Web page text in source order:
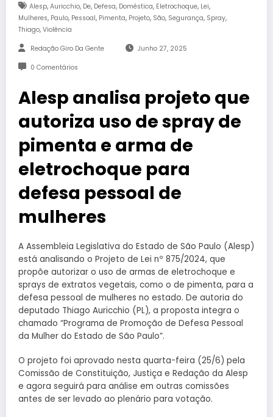
Alesp, Auricchio, De, Defesa, Doméstica, Eletrochoque, Lei,
Mulheres, Paulo, Pessoal, Pimenta, Projeto, São, Segurança, Spray,
Thiago, Violência
Redação Giro Da Gente Junho 27, 2025
0 Comentários
Alesp analisa projeto que
autoriza uso de spray de
pimenta e arma de
eletrochoque para
defesa pessoal de
mulheres
A Assembleia Legislativa do Estado de São Paulo (Alesp)
está analisando o Projeto de Lei nº 875/2024, que
propõe autorizar o uso de armas de eletrochoque e
sprays de extratos vegetais, como o de pimenta, para a
defesa pessoal de mulheres no estado. De autoria do
deputado Thiago Auricchio (PL), a proposta integra o
chamado “Programa de Promoção de Defesa Pessoal
da Mulher do Estado de São Paulo”.
O projeto foi aprovado nesta quarta-feira (25/6) pela
Comissão de Constituição, Justiça e Redação da Alesp
e agora seguirá para análise em outras comissões
antes de ser levado ao plenário para votação.